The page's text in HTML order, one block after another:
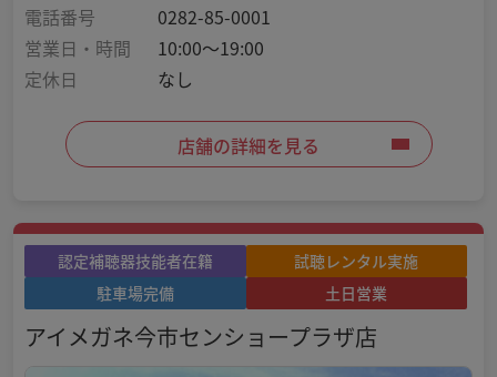
電話番号
0282-85-0001
営業日・時間
10:00～19:00
定休日
なし
店舗の詳細を見る
認定補聴器技能者在籍
試聴レンタル実施
駐車場完備
土日営業
アイメガネ今市センショープラザ店